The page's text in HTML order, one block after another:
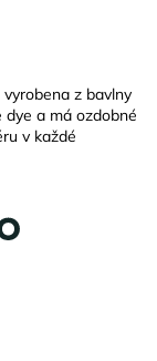
z bavlny
a má ozdobné
v každé